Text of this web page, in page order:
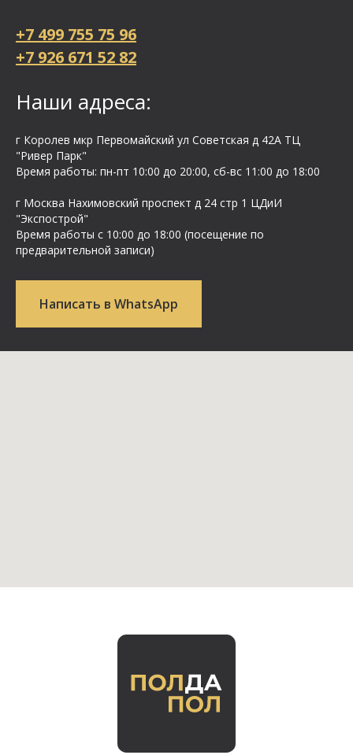
+7 499 755 75 96
+7 926 671 52 82
Наши адреса:
г Королев мкр Первомайский ул Cоветская д 42А ТЦ
"Ривер Парк"
Время работы: пн-пт 10:00 до 20:00, сб-вс 11:00 до 18:00
г Москва Нахимовский проспект д 24 стр 1 ЦДиИ
"Экспострой"
Время работы с 10:00 до 18:00 (посещение по
предварительной записи)
Написать в WhatsApp